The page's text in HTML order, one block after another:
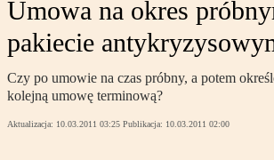
Umowa na okres
pakiecie
Czy po umowie na czas próbny, a potem
kolejną umowę terminową?
Aktualizacja: 10.03.2011 03:25 Publikacja: 10.03.2011 02:00